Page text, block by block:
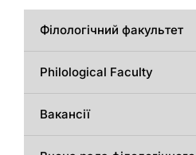
Філологічний факультет
Philological Faculty
Вакансії